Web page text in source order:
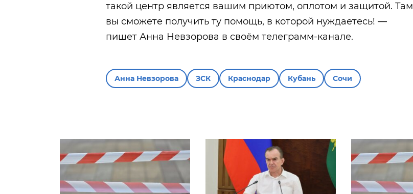
такой центр является вашим приютом, оплотом и защитой. Там
вы сможете получить ту помощь, в которой нуждаетесь! —
пишет Анна Невзорова в своём телеграмм-канале.
Анна Невзорова ЗСК Краснодар Кубань Сочи